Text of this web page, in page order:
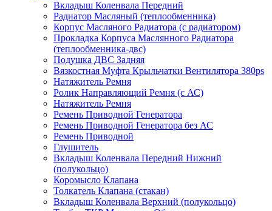
Вкладыш Коленвала Передний
Радиатор Масляный (теплообменника)
Корпус Масляного Радиатора (с радиатором)
Прокладка Корпуса Маслянного Радиатора
(теплообменника-двс)
Подушка ДВС Задняя
Вязкостная Муфта Крыльчатки Вентилятора 380ps
Натяжитель Ремня
Ролик Направляющий Ремня (с АС)
Натяжитель Ремня
Ремень Приводной Генератора
Ремень Приводной Генератора без АС
Ремень Приводной
Глушитель
Вкладыш Коленвала Передний Нижний
(полукольцо)
Коромысло Клапана
Толкатель Клапана (стакан)
Вкладыш Коленвала Верхний (полукольцо)